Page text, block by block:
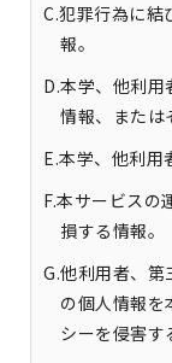
C.犯罪行為に結
報。
D.本学、他利
情報、または
E.本学、他利用
F.本サービスの
損する情報。
G.他利用者、
の個人情報を
シーを侵害す